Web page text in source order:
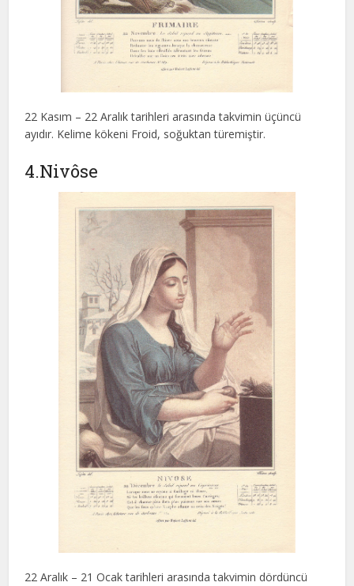
22 Kasım – 22 Aralık tarihleri arasında takvimin üçüncü
ayıdır. Kelime kökeni Froid, soğuktan türemiştir.
4.Nivôse
22 Aralık – 21 Ocak tarihleri arasında takvimin dördüncü